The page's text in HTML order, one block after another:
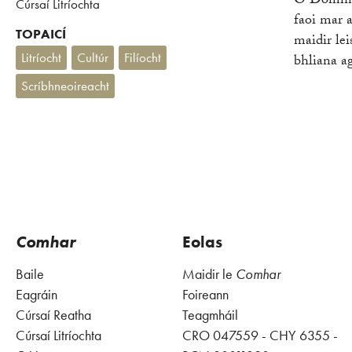
Cúrsaí Litríochta
TOPAICÍ
Litríocht
Cultúr
Filíocht
Scríbhneoireacht
faoi mar
maidir
bhliana
Comhar
Baile
Eagráin
Cúrsaí Reatha
Cúrsaí Litríochta
Eolas
Maidir le Comhar
Foireann
Teagmháil
CRO 047559 - CHY 6355 -